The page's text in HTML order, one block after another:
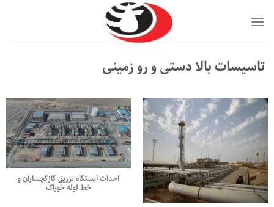
تاسیسات بالا دستی و رو زمینی
احداث ایستگاه تزریق گازگچساران و
خط لوله خوراک